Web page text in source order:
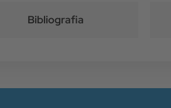
Bibliografia